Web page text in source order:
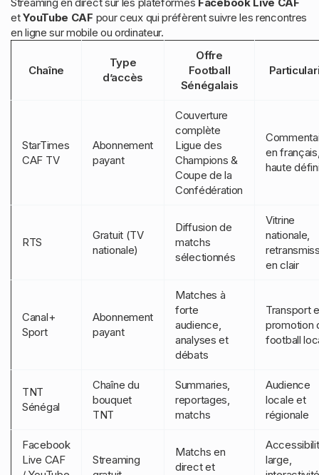
etYouTube CAF pour ceux qui préfèrent suivre les rencontres
en ligne sur mobile ou ordinateur.
Chaîne
Type
d’accès
Offre
Football
Sénégalais
StarTimes
CAF TV
Abonnement
payant
Couverture
complète
Ligue des
Champions &
Coupe de la
Confédération
en
haute
RTS
Gratuit (TV
nationale)
Diffusion de
matchs
sélectionnés
Vitrine
nationale,
en clair
Canal+
Sport
Abonnement
payant
Matches à
forte
audience,
analyses et
débats
Transport
promotion
football
TNT
Sénégal
Chaîne du
bouquet
TNT
Summaries,
reportages,
matchs
Audience
locale et
régionale
Facebook
Live CAF
Streaming
Matchs en
direct et
large,